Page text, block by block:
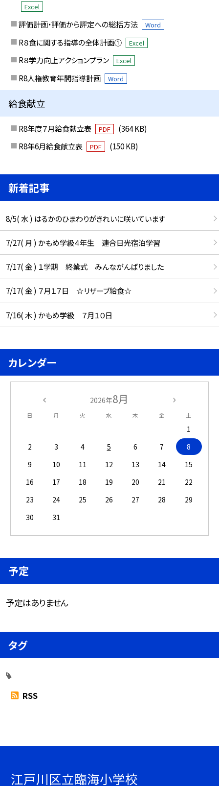
Excel
評価計画・評価から評定への総括方法 Word
R８食に関する指導の全体計画① Excel
R８学力向上アクションプラン Excel
R8人権教育年間指導計画 Word
給食献立
R8年度７月給食献立表 PDF
(364 KB)
R8年6月給食献立表
PDF (150 KB)
新着記事
8/5( 水 ) はるかのひまわりがきれいに咲いています
7/27( 月 ) かもめ学級４年生 連合日光宿泊学習
7/17( 金 ) １学期 終業式 みんながんばりました
7/17( 金 ) ７月１７日 ☆リザーブ給食☆
7/16( 木 ) かもめ学級 ７月１０日
カレンダー
2026年8月
日 月 火 水 木 金 土
1
2
3 4 5 6 7
8
9
10 11 12 13 14
15
16
17 18 19 20 21
22
23
24 25 26 27 28
29
30
31
予定
予定はありません
タグ
RSS
江戸川区立臨海小学校